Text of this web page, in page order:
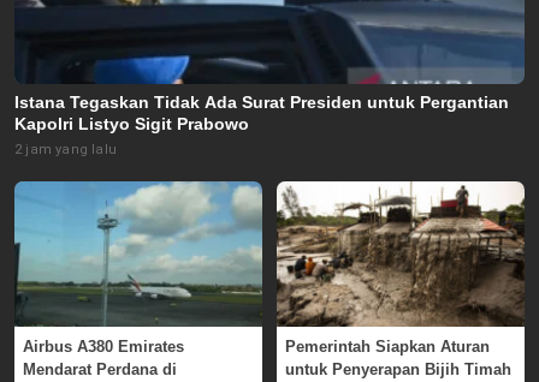
Istana Tegaskan Tidak Ada Surat Presiden untuk Pergantian
Kapolri Listyo Sigit Prabowo
2 jam yang lalu
Airbus A380 Emirates
Mendarat Perdana di
Pemerintah Siapkan Aturan
untuk Penyerapan Bijih Timah